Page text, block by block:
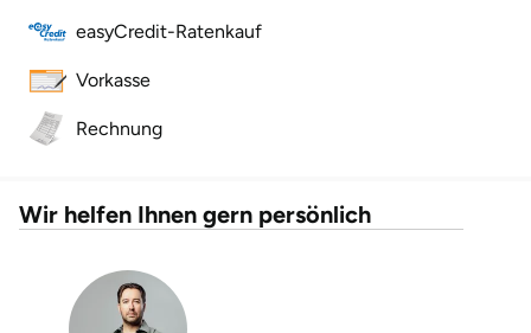
easyCredit-Ratenkauf
Vorkasse
Rechnung
Wir helfen Ihnen gern persönlich
Jena
Karlsruhe